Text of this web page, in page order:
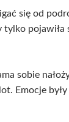
się od
tylko
sobie
Emocje